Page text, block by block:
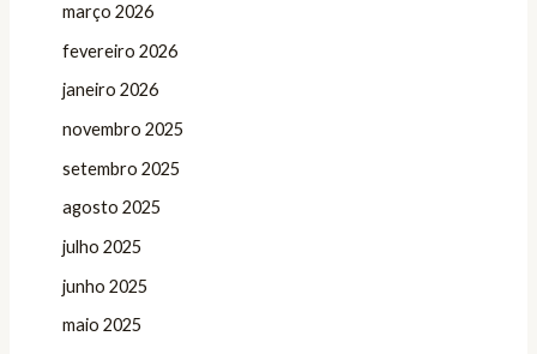
março 2026
fevereiro 2026
janeiro 2026
novembro 2025
setembro 2025
agosto 2025
julho 2025
junho 2025
maio 2025